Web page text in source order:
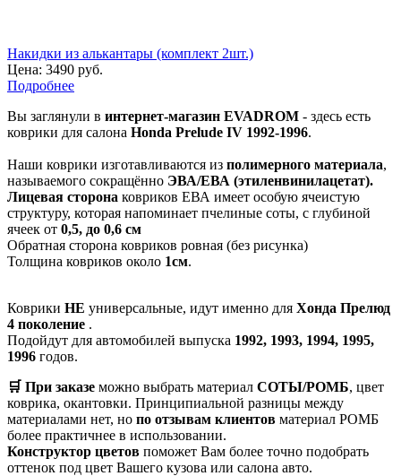
Накидки из алькантары (комплект 2шт.)
Цена: 3490 руб.
Подробнее
Вы заглянули в интернет-магазин EVADROM - здесь есть
коврики для салона Honda Prelude IV 1992-1996.
Наши коврики изготавливаются из полимерного материала,
называемого сокращённо ЭВА/ЕВА (этиленвинилацетат).
Лицевая сторона ковриков ЕВА имеет особую ячеистую
структуру, которая напоминает пчелиные соты, с глубиной
ячеек от 0,5, до 0,6 см
Обратная сторона ковриков ровная (без рисунка)
Толщина ковриков около 1см.
Коврики НЕ универсальные, идут именно для Хонда Прелюд
4 поколение .
Подойдут для автомобилей выпуска 1992, 1993, 1994, 1995,
1996 годов.
🛒 При заказе можно выбрать материал СОТЫ/РОМБ, цвет
коврика, окантовки. Принципиальной разницы между
материалами нет, но по отзывам клиентов материал РОМБ
более практичнее в использовании.
Конструктор цветов поможет Вам более точно подобрать
оттенок под цвет Вашего кузова или салона авто.